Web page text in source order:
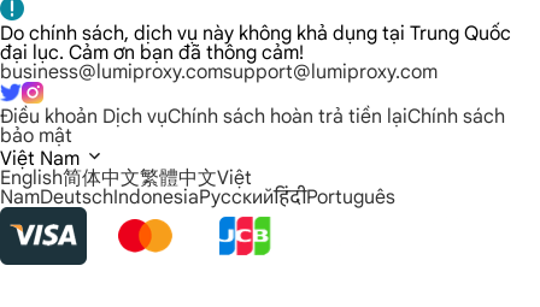
Do chính sách, dịch vụ này không khả dụng tại Trung Quốc
đại lục. Cảm ơn bạn đã thông cảm!
business@lumiproxy.comsupport@lumiproxy.com
Điều khoản Dịch vụChính sách hoàn trả tiền lạiChính sách
bảo mật
Việt Nam
English简体中文繁體中文Việt
NamDeutschIndonesiaРусскийहिंदीPortuguês